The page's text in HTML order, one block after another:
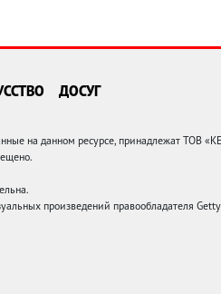
ДОСУГ
на данном ресурсе, принадлежат ТОВ
произведений правообладателя Getty